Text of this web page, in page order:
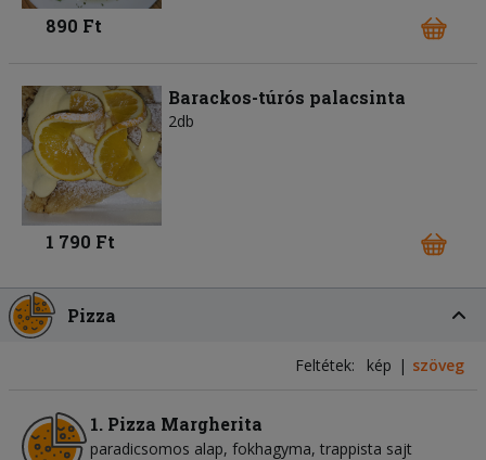
890 Ft
Barackos-túrós palacsinta
2db
1 790 Ft
Pizza
Feltétek: kép szöveg
1. Pizza Margherita
paradicsomos alap fokhagyma trappista sajt